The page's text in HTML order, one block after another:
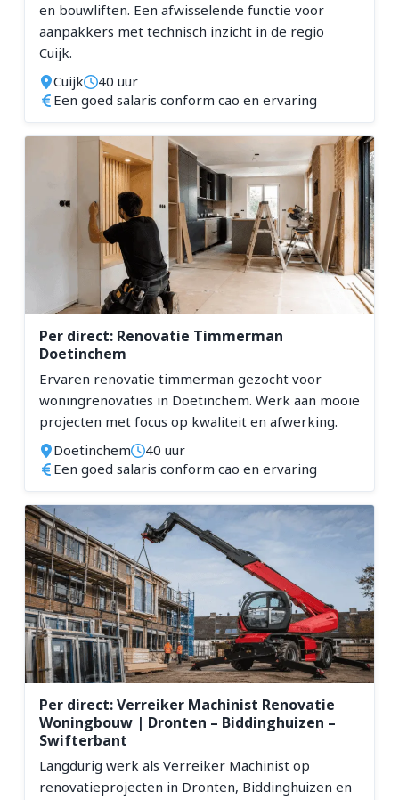
en bouwliften. Een afwisselende functie voor
aanpakkers met technisch inzicht in de regio
Cuijk.
Cuijk
40 uur
Een goed salaris conform cao en ervaring
Per direct: Renovatie Timmerman
Doetinchem
Ervaren renovatie timmerman gezocht voor
woningrenovaties in Doetinchem. Werk aan mooie
projecten met focus op kwaliteit en afwerking.
Doetinchem
40 uur
Een goed salaris conform cao en ervaring
Per direct: Verreiker Machinist Renovatie
Woningbouw | Dronten – Biddinghuizen –
Swifterbant
Langdurig werk als Verreiker Machinist op
renovatieprojecten in Dronten, Biddinghuizen en